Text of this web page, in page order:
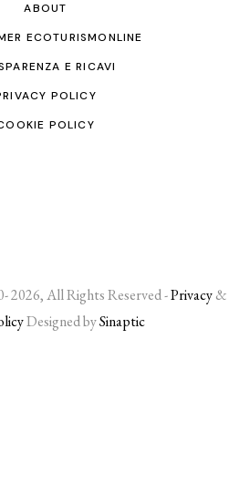
ABOUT
ECOTURISMONLINE
E RICAVI
POLICY
POLICY
2026, All Rights Reserved -Privacy&
Designed bySinaptic